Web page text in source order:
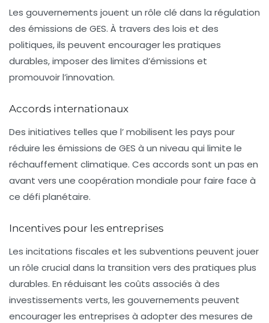
Les gouvernements jouent un rôle clé dans la régulation
des émissions de GES. À travers des lois et des
politiques, ils peuvent encourager les pratiques
durables, imposer des limites d’émissions et
promouvoir l’innovation.
Accords internationaux
Des initiatives telles que l’mobilisent les pays pour
réduire les émissions de GES à un niveau qui limite le
réchauffement climatique. Ces accords sont un pas en
avant vers une coopération mondiale pour faire face à
ce défi planétaire.
Incentives pour les entreprises
Les incitations fiscales et les subventions peuvent jouer
un rôle crucial dans la transition vers des pratiques plus
durables. En réduisant les coûts associés à des
investissements verts, les gouvernements peuvent
encourager les entreprises à adopter des mesures de